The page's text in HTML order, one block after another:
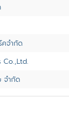
คจำกัด
Co.,Ltd.
จำกัด